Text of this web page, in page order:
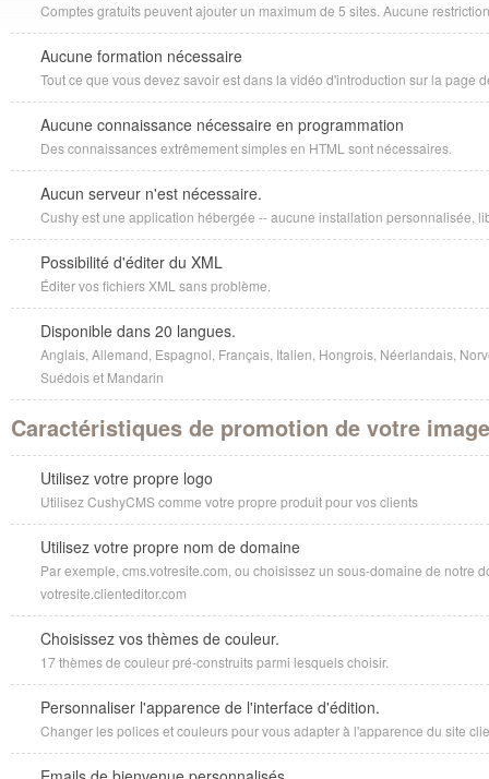
Comptes gratuits peuvent ajouter un maximum de 5 sites. Aucune
Aucune formation nécessaire
Tout ce que vous devez savoir est dans la vidéo d'introduction sur la page
Aucune connaissance nécessaire en programmation
Des connaissances extrêmement simples en HTML sont nécessaires.
Aucun serveur n'est nécessaire.
Cushy est une application hébergée -- aucune installation personnalisée,
Possibilité d'éditer du XML
Éditer vos fichiers XML sans problème.
Disponible dans 20 langues.
Anglais, Allemand, Espagnol, Français, Italien, Hongrois, Néerlandais,
Suédois et Mandarin
Caractéristiques de promotion de votre image
Utilisez votre propre logo
Utilisez CushyCMS comme votre propre produit pour vos clients
Utilisez votre propre nom de domaine
Par exemple, cms.votresite.com, ou choisissez un sous-domaine de notre
votresite.clienteditor.com
Choisissez vos thèmes de couleur.
17 thèmes de couleur pré-construits parmi lesquels choisir.
Personnaliser l'apparence de l'interface d'édition.
Changer les polices et couleurs pour vous adapter à l'apparence du site